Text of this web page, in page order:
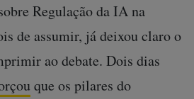
Regulação da IA na
de assumir, já deixou claro o
ao debate. Dois dias
que os pilares do